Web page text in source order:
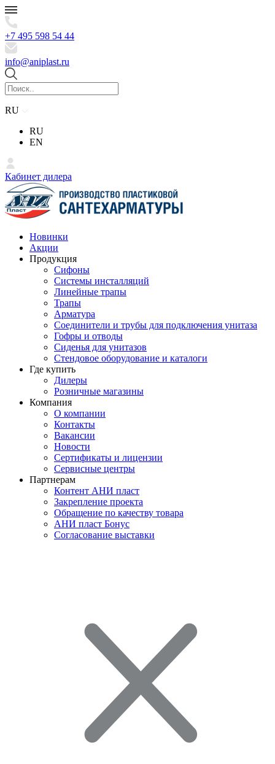
+7 495 598 54 44
info@aniplast.ru
RU
RU
EN
Кабинет дилера
Новинки
Акции
Продукция
Сифоны
Системы инсталляций
Линейные трапы
Трапы
Арматура
Соединители и трубы для подключения унитаза
Гофры и отводы
Сиденья для унитазов
Стендовое оборудование и каталоги
Где купить
Дилеры
Розничные магазины
Компания
О компании
Контакты
Вакансии
Новости
Сертификаты и лицензии
Сервисные центры
Партнерам
Контент АНИ пласт
Закрепление проекта
Обращение по качеству товара
АНИ пласт Бонус
Согласование выставки